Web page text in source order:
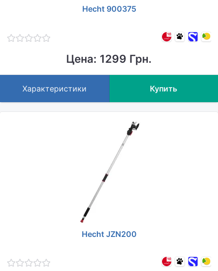
Hecht 900375
Цена: 1299 Грн.
Характеристики Купить
Hecht JZN200